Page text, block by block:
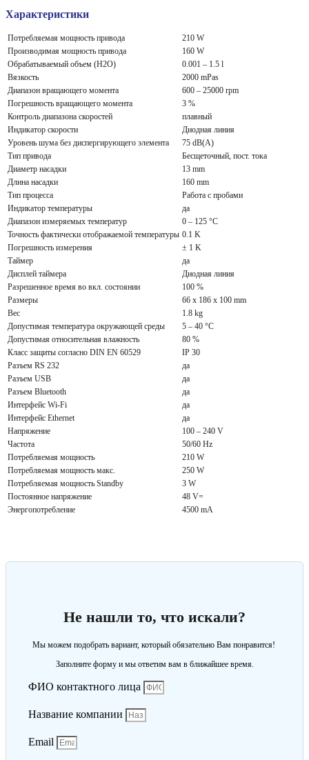
Характеристики
Потребляемая мощность привода
210 W
Производимая мощность привода
160 W
Обрабатываемый объем (H2O)
0.001 – 1.5 l
Вязкость
2000 mPas
Диапазон вращающего момента
600 – 25000 rpm
Погрешность вращающего момента
3 %
Контроль диапазона скоростей
плавный
Индикатор скорости
Диодная линия
Уровень шума без диспергирующего элемента
75 dB(A)
Тип привода
Бесщеточный, пост. тока
Диаметр насадки
13 mm
Длина насадки
160 mm
Тип процесса
Работа с пробами
Индикатор температуры
да
Диапазон измеряемых температур
0 – 125 °C
Точность фактически отображаемой температуры 0.1 K
Погрешность измерения
± 1 K
Таймер
да
Дисплей таймера
Диодная линия
Разрешенное время во вкл. состоянии
100 %
Размеры
66 x 186 x 100 mm
Вес
1.8 kg
Допустимая температура окружающей среды
5 – 40 °C
Допустимая относительная влажность
80 %
Класс защиты согласно DIN EN 60529
IP 30
Разъем RS 232
да
Разъем USB
да
Разъем Bluetooth
да
Интерфейс Wi-Fi
да
Интерфейс Ethernet
да
Напряжение
100 – 240 V
Частота
50/60 Hz
Потребляемая мощность
210 W
Потребляемая мощность макс.
250 W
Потребляемая мощность Standby
3 W
Постоянное напряжение
48 V=
Энергопотребление
4500 mA
Не нашли то, что искали?
Мы можем подобрать вариант, который обязательно Вам понравится!
Заполните форму и мы ответим вам в ближайшее время.
ФИО контактного лица
Название компании
Email